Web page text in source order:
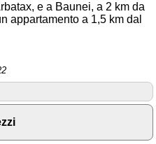
e a Baunei, a 2 km da
appartamento a 1,5 km dal